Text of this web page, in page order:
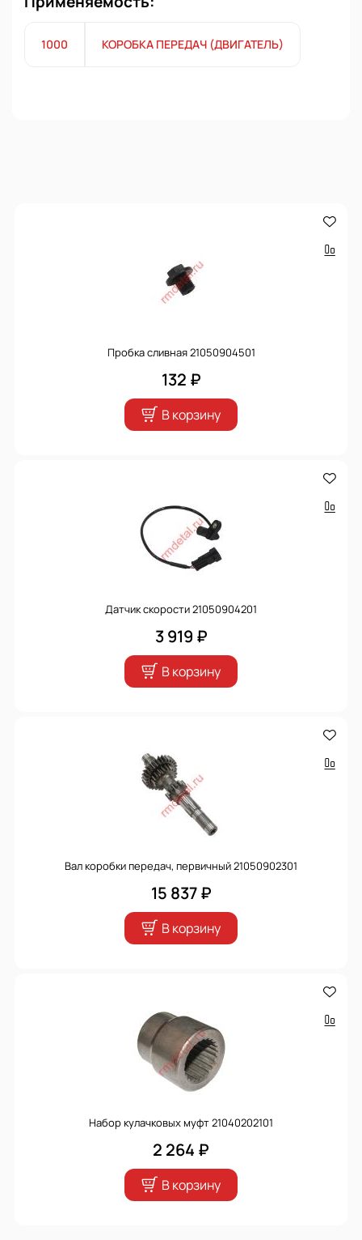
1000 КОРОБКА ПЕРЕДАЧ (ДВИГАТЕЛЬ)
Пробка сливная 21050904501
132 ₽
В корзину
Датчик скорости 21050904201
3 919 ₽
В корзину
Вал коробки передач, первичный 21050902301
15 837 ₽
В корзину
Набор кулачковых муфт 21040202101
2 264 ₽
В корзину